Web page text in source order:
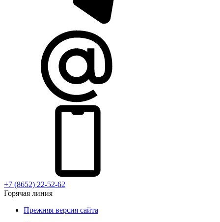
+7 (8652) 22-52-62
Горячая линия
Прежняя версия сайта